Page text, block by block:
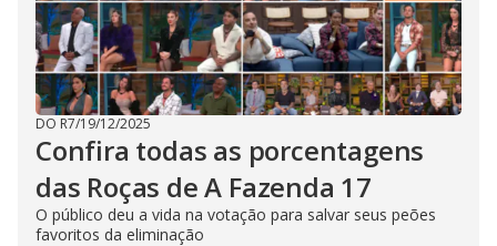
DO R7/19/12/2025
Confira todas as porcentagens
das Roças de A Fazenda 17
O público deu a vida na votação para salvar seus peões
favoritos da eliminação